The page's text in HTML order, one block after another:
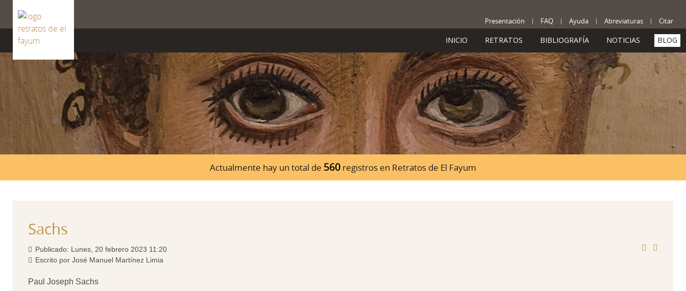
Presentación FAQ Ayuda Abreviaturas Citar
INICIO RETRATOS BIBLIOGRAFÍA NOTICIAS BLOG
Actualmente hay un total de 560 registros en Retratos de El Fayum
Sachs
Publicado: Lunes, 20 febrero 2023 11:20
Escrito por José Manuel Martínez Limia
Paul Joseph Sachs